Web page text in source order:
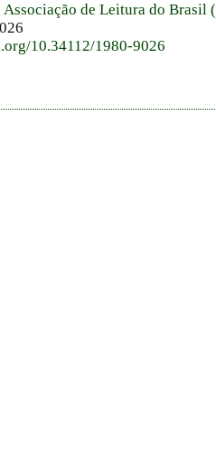
Associação de Leitura do Brasil
10.34112/1980-9026